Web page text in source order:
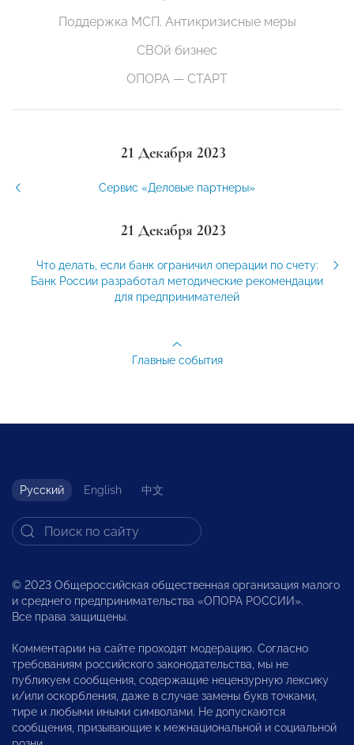
Поддержка МСП. Антикризисные меры
СВОй бизнес
ОПОРА — СТАРТ
21 Декабря 2023
Сервис «Деловые партнеры»
21 Декабря 2023
Что делать, если банк ограничил операции по счету:
Банк России разработал методические рекомендации
для предпринимателей
Главные события
Русский English 中文
© 2023 Общероссийская общественная организация малого
и среднего предпринимательства «ОПОРА РОССИИ».
Все права защищены.
Комментарии на сайте проходят модерацию. Согласно
требованиям российского законодательства, мы не
публикуем сообщения, содержащие нецензурную лексику
и/или оскорбления, даже в случае замены букв точками,
тире и любыми иными символами. Не допускаются
сообщения, призывающие к межнациональной и социальной